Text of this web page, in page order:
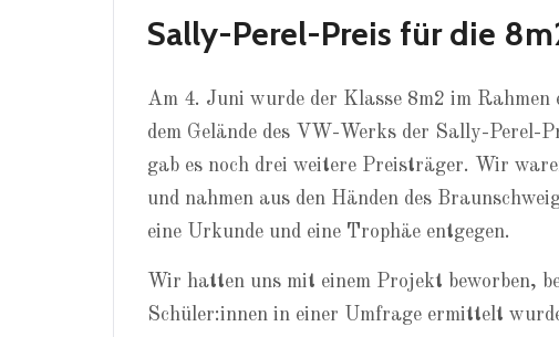
Sally-Perel-Preis für die
Am 4. Juni wurde der Klasse 8m2 im
dem Gelände des VW-Werks der Sally-Perel-
gab es noch drei weitere Preisträger. Wir
und nahmen aus den Händen des
eine Urkunde und eine Trophäe entgegen.
Wir hatten uns mit einem Projekt beworben,
Schüler:innen in einer Umfrage ermittelt